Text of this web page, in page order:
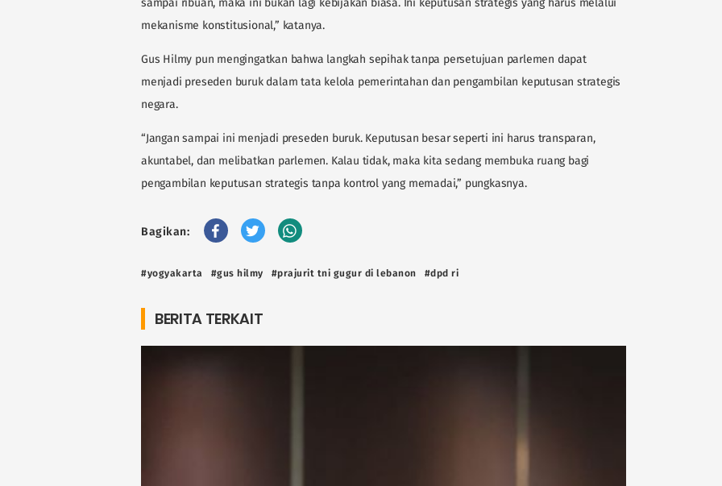
sampai ribuan, maka ini bukan lagi kebijakan biasa. Ini keputusan strategis yang harus melalui
mekanisme konstitusional,” katanya.
Gus Hilmy pun mengingatkan bahwa langkah sepihak tanpa persetujuan parlemen dapat
menjadi preseden buruk dalam tata kelola pemerintahan dan pengambilan keputusan strategis
negara.
“Jangan sampai ini menjadi preseden buruk. Keputusan besar seperti ini harus transparan,
akuntabel, dan melibatkan parlemen. Kalau tidak, maka kita sedang membuka ruang bagi
pengambilan keputusan strategis tanpa kontrol yang memadai,” pungkasnya.
Bagikan:
#yogyakarta #gus hilmy #prajurit tni gugur di lebanon #dpd ri
BERITA TERKAIT